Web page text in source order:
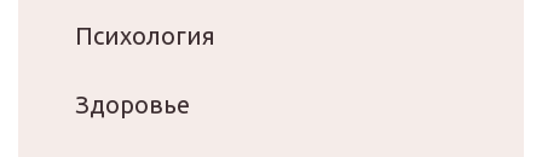
Психология
Здоровье